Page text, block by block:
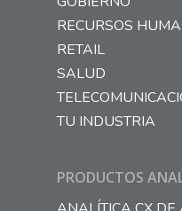
RECURSOS
RETAIL
SALUD
TU INDUSTRIA
PRODUCTOS